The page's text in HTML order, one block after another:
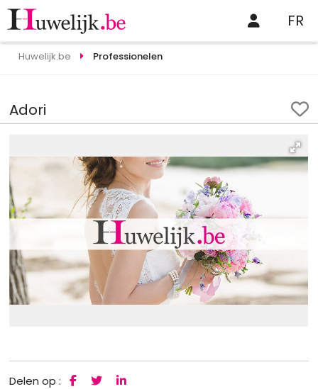
FR
Huwelijk.be Professionelen
Adori
Delen op :